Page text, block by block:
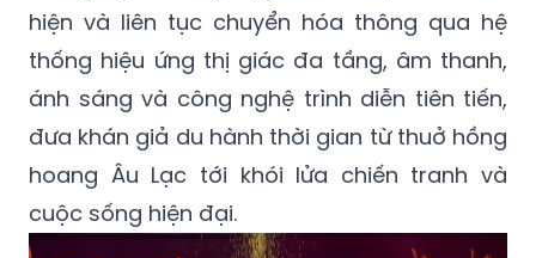
hiện và liên tục chuyển hóa thông qua hệ
thống hiệu ứng thị giác đa tầng, âm thanh,
ánh sáng và công nghệ trình diễn tiên tiến,
đưa khán giả du hành thời gian từ thuở hồng
hoang Âu Lạc tới khói lửa chiến tranh và
cuộc sống hiện đại.